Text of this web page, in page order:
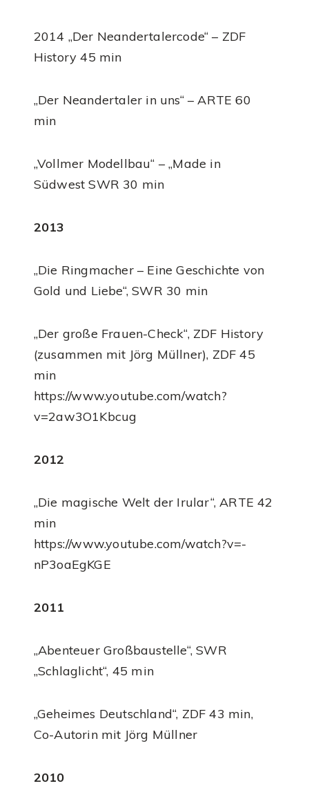
2014 „Der Neandertalercode“ – ZDF
History 45 min
„Der Neandertaler in uns“ – ARTE 60
min
„Vollmer Modellbau“ – „Made in
Südwest SWR 30 min
2013
„Die Ringmacher – Eine Geschichte von
Gold und Liebe“, SWR 30 min
„Der große Frauen-Check“, ZDF History
(zusammen mit Jörg Müllner), ZDF 45
min
https://www.youtube.com/watch?
v=2aw3O1Kbcug
2012
„Die magische Welt der Irular“, ARTE 42
min
https://www.youtube.com/watch?v=-
nP3oaEgKGE
2011
„Abenteuer Großbaustelle“, SWR
„Schlaglicht“, 45 min
„Geheimes Deutschland“, ZDF 43 min,
Co-Autorin mit Jörg Müllner
2010